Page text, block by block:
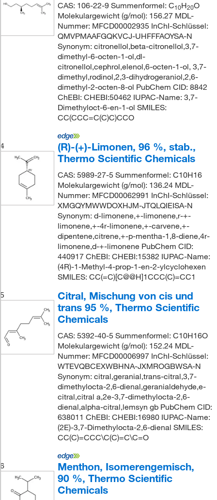
CAS: 106-22-9 Summenformel: C10H20O
Molekulargewicht (g/mol): 156.27 MDL-
Nummer: MFCD00002935 InChI-Schlüssel:
QMVPMAAFGQKVCJ-UHFFFAOYSA-N
Synonym: citronellol,beta-citronellol,3,7-
dimethyl-6-octen-1-ol,dl-
citronellol,cephrol,elenol,6-octen-1-ol, 3,7-
dimethyl,rodinol,2,3-dihydrogeraniol,2,6-
dimethyl-2-octen-8-ol PubChem CID: 8842
ChEBI: CHEBI:50462 IUPAC-Name: 3,7-
Dimethyloct-6-en-1-ol SMILES:
CC(CCC=C(C)C)CCO
4
(R)-(+)-Limonen, 96 %, stab.,
Thermo Scientific Chemicals
CAS: 5989-27-5 Summenformel: C10H16
Molekulargewicht (g/mol): 136.24 MDL-
Nummer: MFCD00062991 InChI-Schlüssel:
XMGQYMWWDOXHJM-JTQLQIEISA-N
Synonym: d-limonene,+-limonene,r-+-
limonene,+-4r-limonene,+-carvene,+-
dipentene,citrene,+-p-mentha-1,8-diene,4r-
limonene,d-+-limonene PubChem CID:
440917 ChEBI: CHEBI:15382 IUPAC-Name:
(4R)-1-Methyl-4-prop-1-en-2-ylcyclohexen
SMILES: CC(=C)[C@@H]1CCC(C)=CC1
5
Citral, Mischung von cis und
trans 95 %, Thermo Scientific
Chemicals
CAS: 5392-40-5 Summenformel: C10H16O
Molekulargewicht (g/mol): 152.24 MDL-
Nummer: MFCD00006997 InChI-Schlüssel:
WTEVQBCEXWBHNA-JXMROGBWSA-N
Synonym: citral,geranial,trans-citral,3,7-
dimethylocta-2,6-dienal,geranialdehyde,e-
citral,citral a,2e-3,7-dimethylocta-2,6-
dienal,alpha-citral,lemsyn gb PubChem CID:
638011 ChEBI: CHEBI:16980 IUPAC-Name:
(2E)-3,7-Dimethylocta-2,6-dienal SMILES:
CC(C)=CCC\C(C)=C\C=O
6
Menthon, Isomerengemisch,
90 %, Thermo Scientific
Chemicals